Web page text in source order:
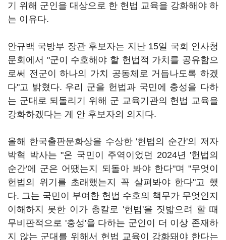
기 위해 군인을 대상으로 한 헌법 교육을 강화해야 하
는 이유다.
안규백 국방부 장관 후보자는 지난 15일 국회 인사청
문회에서 "군이 수호해야 할 헌법적 가치를 공유함으
로써 전군이 하나의 가치 공동체로 거듭나도록 하겠
다"고 밝혔다. 우리 군을 헌법과 국민에 충성을 다하
는 군대로 되돌리기 위해 군 교육기관의 헌법 교육을
강화하겠다는 게 안 후보자의 의지다.
올해 한국출판문화상을 수상한 '헌법의 순간'의 저자
박혁 박사는 "온 국민이 주역이었던 2024년 '헌법의
순간'에 군은 어땠는지 되돌아 봐야 한다"며 "무엇이
헌법의 위기를 초래했는지 꼭 살펴봐야 한다"고 했
다. 그는 국민이 부여한 헌법 수호의 책무가 무엇인지
이해하지 못한 이가 총칼로 '헌법'을 짓밟으려 할 때
무비판적으로 '충성'을 다하는 군인이 더 이상 존재하
지 않는 군대를 위해서 헌법 교육이 강화돼야 한다는